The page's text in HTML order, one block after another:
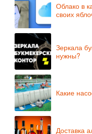
Облако в
своих
Зеркала
нужны?
Какие
Доставка